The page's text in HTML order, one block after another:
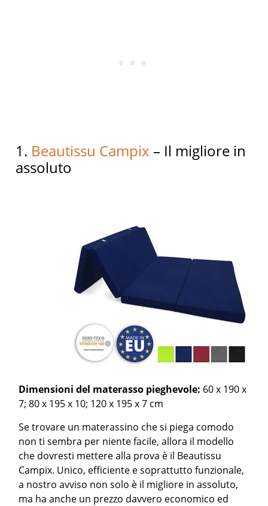
1. Beautissu Campix – Il migliore in
assoluto
Dimensioni del materasso pieghevole: 60 x 190 x
7; 80 x 195 x 10; 120 x 195 x 7 cm
Se trovare un materassino che si piega comodo
non ti sembra per niente facile, allora il modello
che dovresti mettere alla prova è il Beautissu
Campix. Unico, efficiente e soprattutto funzionale,
a nostro avviso non solo è il migliore in assoluto,
ma ha anche un prezzo davvero economico ed